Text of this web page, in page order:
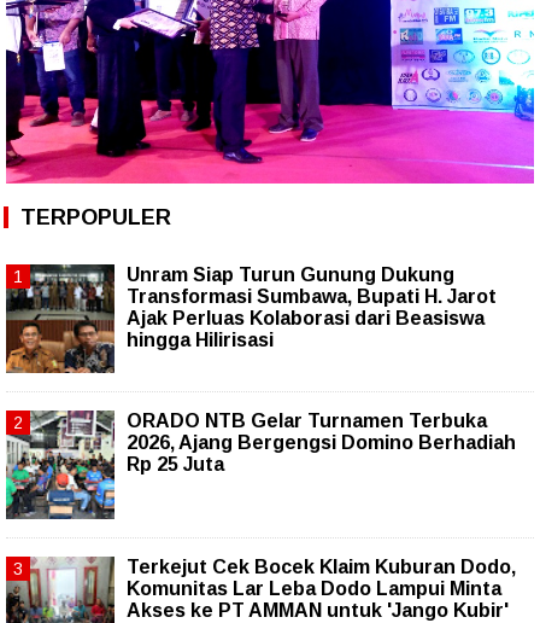
TERPOPULER
Unram Siap Turun Gunung Dukung
Transformasi Sumbawa, Bupati H. Jarot
Ajak Perluas Kolaborasi dari Beasiswa
hingga Hilirisasi
ORADO NTB Gelar Turnamen Terbuka
2026, Ajang Bergengsi Domino Berhadiah
Rp 25 Juta
Terkejut Cek Bocek Klaim Kuburan Dodo,
Komunitas Lar Leba Dodo Lampui Minta
Akses ke PT AMMAN untuk 'Jango Kubir'